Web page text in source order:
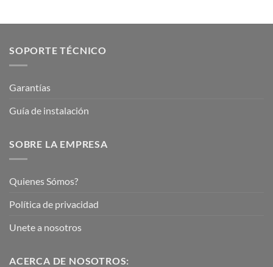
SOPORTE TÉCNICO
Garantías
Guía de instalación
SOBRE LA EMPRESA
Quienes Sómos?
Política de privacidad
Unete a nosotros
ACERCA DE NOSOTROS: